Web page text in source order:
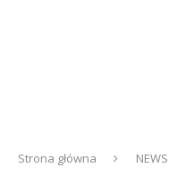
Strona główna NEWS